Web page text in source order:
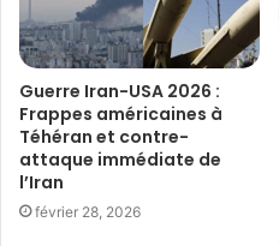
Guerre Iran-USA 2026 :
Frappes américaines à
Téhéran et contre-
attaque immédiate de
l’Iran
février 28, 2026